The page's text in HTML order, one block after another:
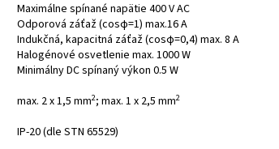
Maximálne spínané napätie 400 V AC
Odporová záťaž (cosφ=1) max.16 A
Indukčná, kapacitná záťaž (cosφ=0,4) max. 8 A
Halogénové osvetlenie max. 1000 W
Minimálny DC spínaný výkon 0.5 W
max. 2 x 1,5 mm2; max. 1 x 2,5 mm2
IP-20 (dle STN 65529)